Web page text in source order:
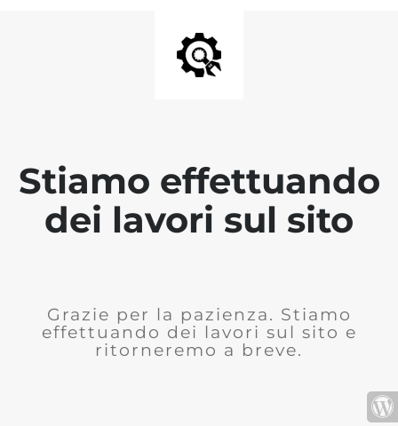
Stiamo effettuando
dei lavori sul sito
Grazie per la pazienza. Stiamo
effettuando dei lavori sul sito e
ritorneremo a breve.